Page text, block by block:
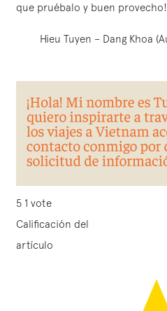
que pruébalo y buen provecho!
Hieu Tuyen – Dang Khoa
5 1 vote
Calificación del
artículo